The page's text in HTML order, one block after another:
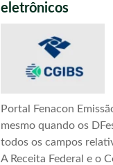
eletrônicos
Portal Fenacon
mesmo quando os
todos os campos
A Receita Federal e o